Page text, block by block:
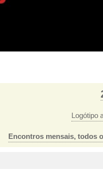
Encontros mensais, todos